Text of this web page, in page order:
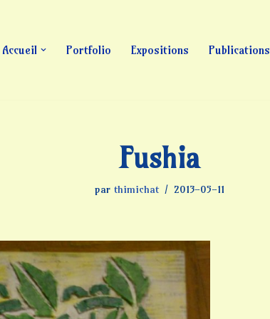
Accueil Portfolio Expositions Publications
Fushia
par thimichat 2013-05-11